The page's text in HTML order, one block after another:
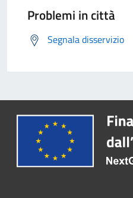
Problemi in città
Segnala disservizio